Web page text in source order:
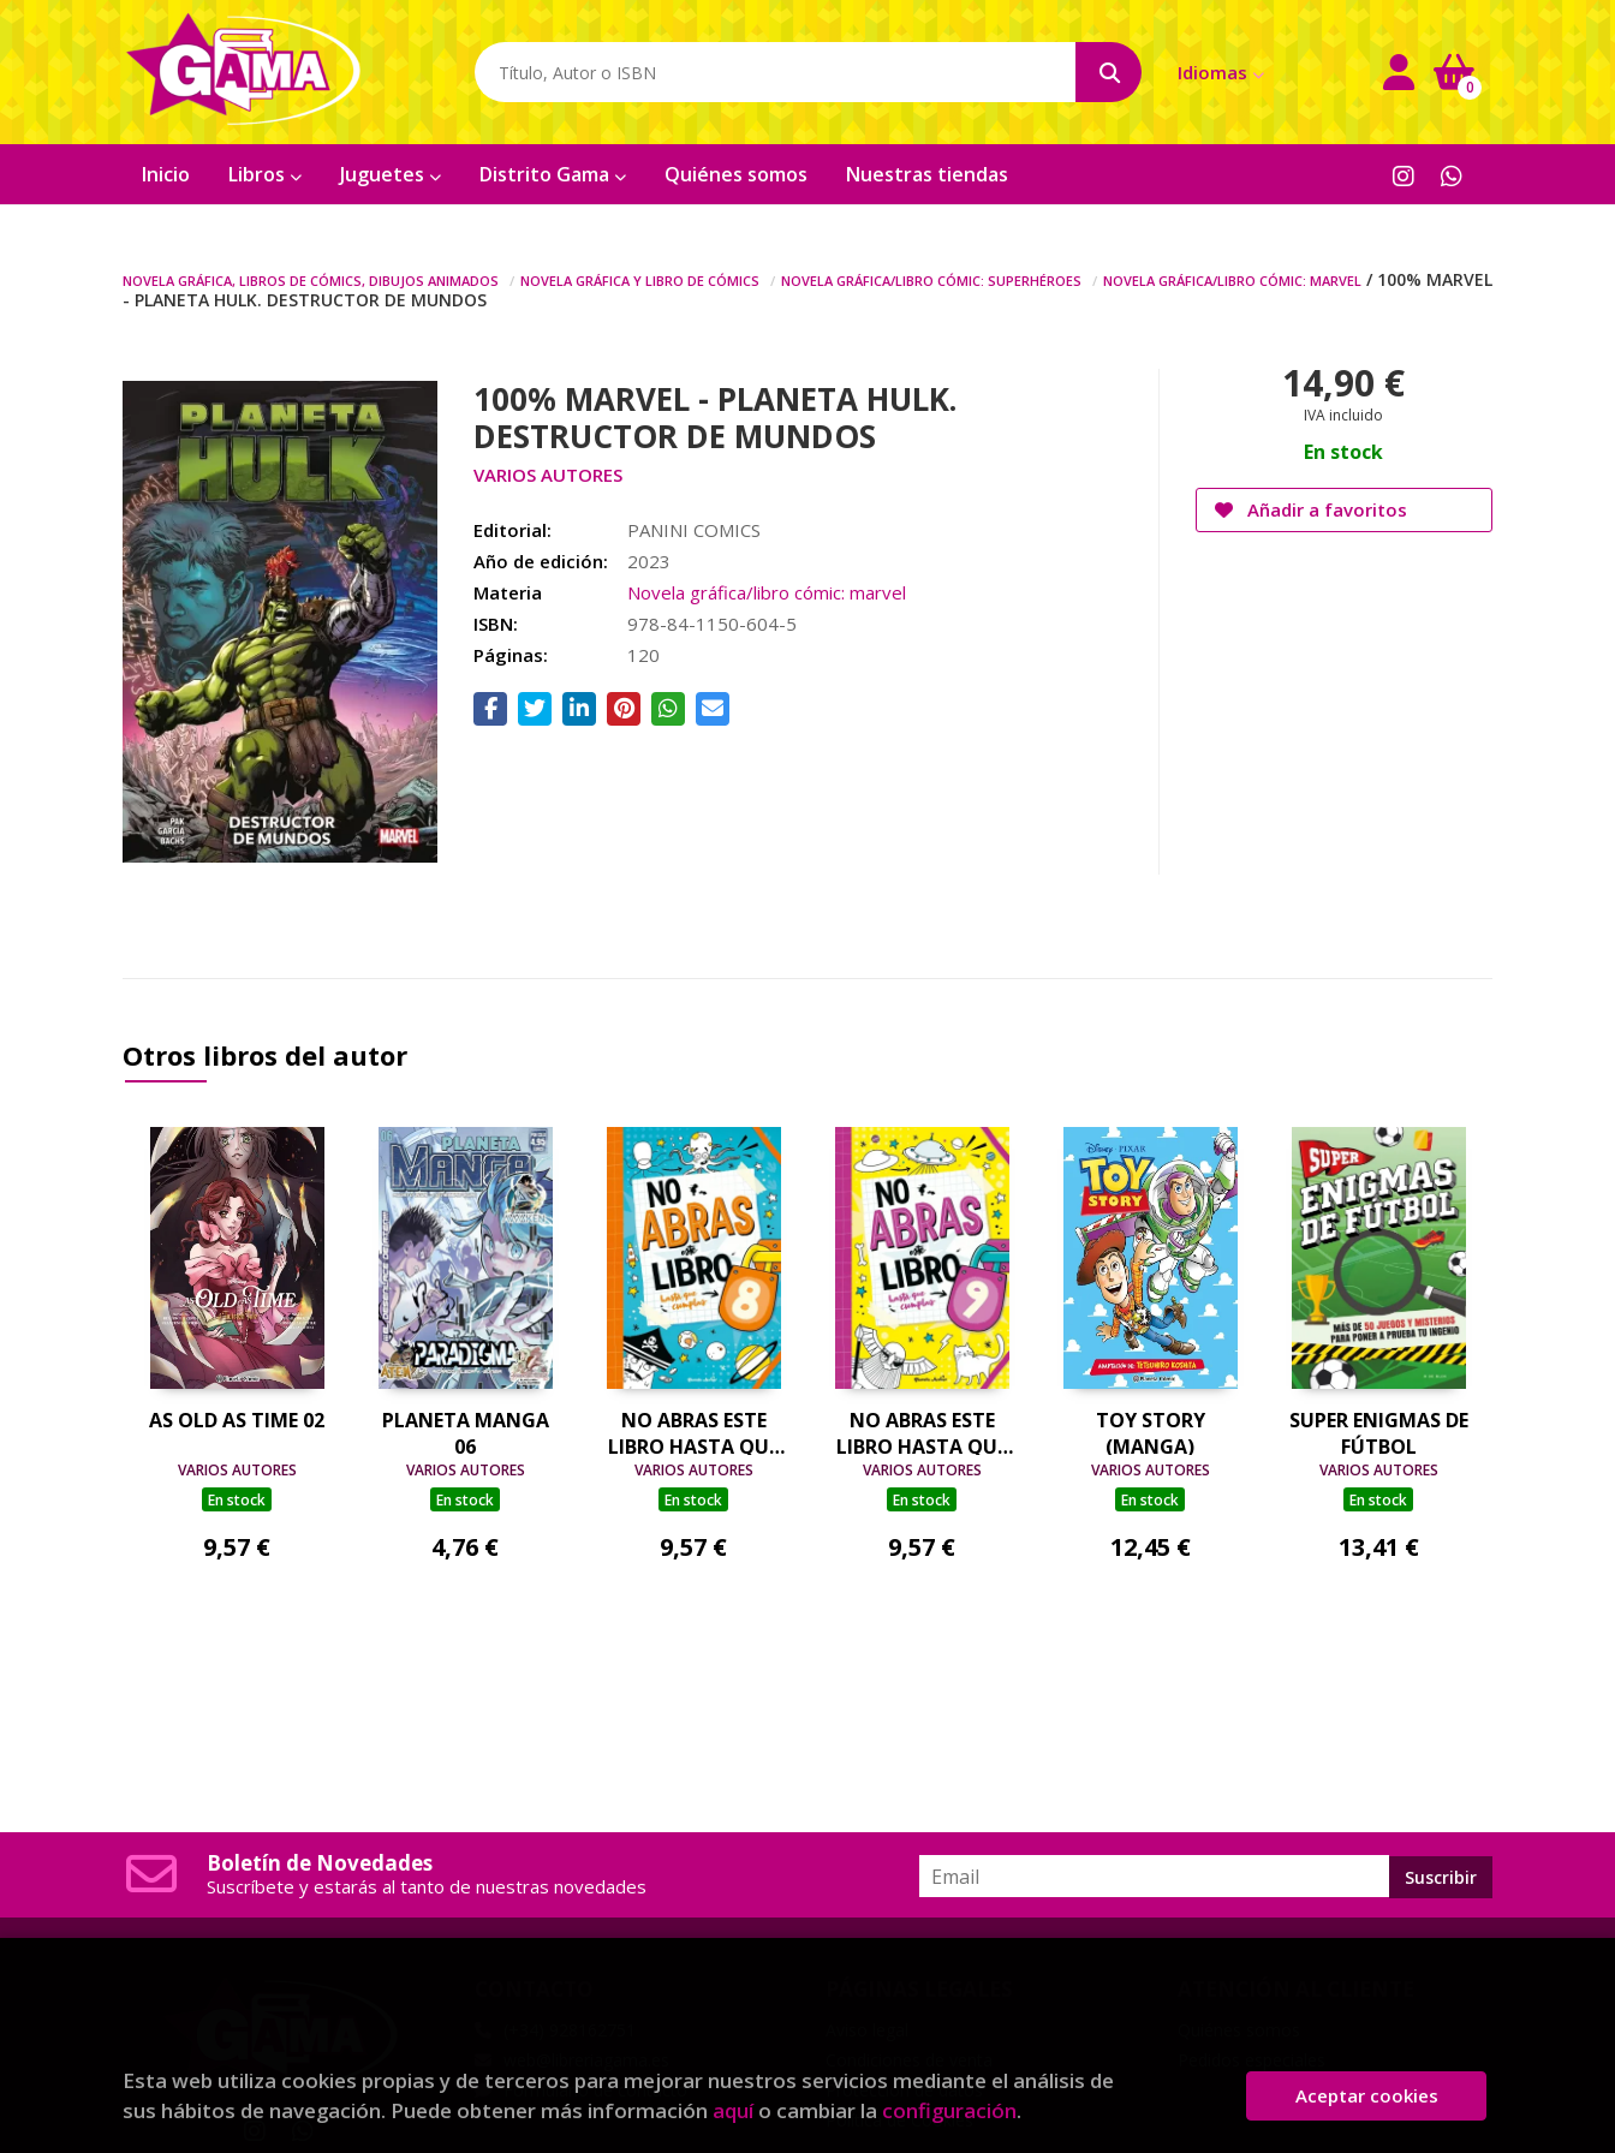
Idiomas
0
Inicio Libros Juguetes Distrito Gama Quiénes somos Nuestras tiendas
Novela gráfica, libros de cómics, dibujos animados Novela gráfica y libro de cómics Novela gráfica/libro cómic: superhéroes Novela gráfica/libro cómic: marvel / 100% MARVEL
- PLANETA HULK. DESTRUCTOR DE MUNDOS
100% MARVEL - PLANETA HULK.
DESTRUCTOR DE MUNDOS
VARIOS AUTORES
Editorial:
PANINI COMICS
Año de edición:
2023
Materia
Novela gráfica/libro cómic: marvel
ISBN:
978-84-1150-604-5
Páginas:
120
14,90 €
IVA incluido
En stock
Añadir a favoritos
Otros libros del autor
AS OLD AS TIME 02
VARIOS AUTORES
En stock
9,57 €
PLANETA MANGA
06
VARIOS AUTORES
En stock
4,76 €
NO ABRAS ESTE
LIBRO HASTA QUE
CUMPLAS 8
VARIOS AUTORES
En stock
9,57 €
NO ABRAS ESTE
LIBRO HASTA QUE
CUMPLAS 9
VARIOS AUTORES
En stock
9,57 €
TOY STORY
(MANGA)
VARIOS AUTORES
En stock
12,45 €
SUPER ENIGMAS DE
FÚTBOL
VARIOS AUTORES
En stock
13,41 €
Boletín de Novedades
Suscríbete y estarás al tanto de nuestras novedades
Formulario de contacto
Protección de datos
Política de Cookies
Esta web utiliza cookies propias y de terceros para mejorar nuestros servicios mediante el análisis de
sus hábitos de navegación. Puede obtener más información aquío cambiar la configuración.
Aceptar cookies